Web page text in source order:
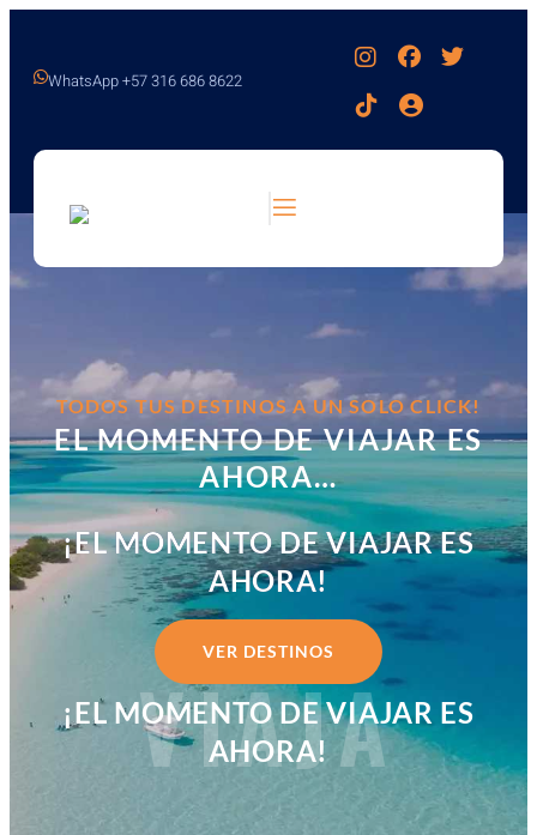
WhatsApp +57 316 686 8622
TODOS TUS DESTINOS A UN SOLO CLICK!
EL MOMENTO DE VIAJAR ES
AHORA…
¡EL MOMENTO DE VIAJAR ES
AHORA!
VER DESTINOS
¡EL MOMENTO DE VIAJAR ES
AHORA!
VIAJA